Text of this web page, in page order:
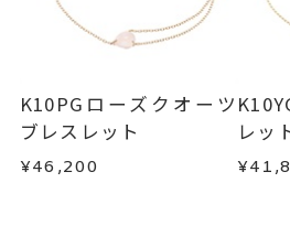
お届け予定日はご注文から2
不良品の場合、またはご注
は、早急に商品を交換させて
はお問い合わせフォームより
この場合の返送料は弊社に
で、着払いにてご返送くださ
詳細はこちら
K10PGローズクオーツ
ブレスレット
¥46,200
レッ